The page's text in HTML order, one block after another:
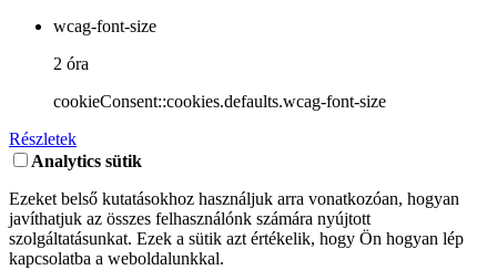
wcag-font-size
2 óra
cookieConsent::cookies.defaults.wcag-font-size
Részletek
Analytics sütik
Ezeket belső kutatásokhoz használjuk arra vonatkozóan, hogyan
javíthatjuk az összes felhasználónk számára nyújtott
szolgáltatásunkat. Ezek a sütik azt értékelik, hogy Ön hogyan lép
kapcsolatba a weboldalunkkal.